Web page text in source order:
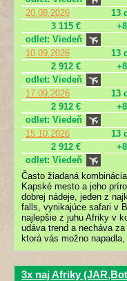
20.08.2026
13
3 115 €
odlet: Viedeň
10.09.2026
13
2 912 €
odlet: Viedeň
17.09.2026
13
2 912 €
odlet: Viedeň
15.10.2026
13
2 912 €
odlet: Viedeň
Často žiadaná
Kapské mesto a jeho
dobrej nádeje, jeden z
falls, vynikajúce safari v
najlepšie z juhu Afriky v
udáva trend a necháva
ktorá vás možno
3x naj Afriky